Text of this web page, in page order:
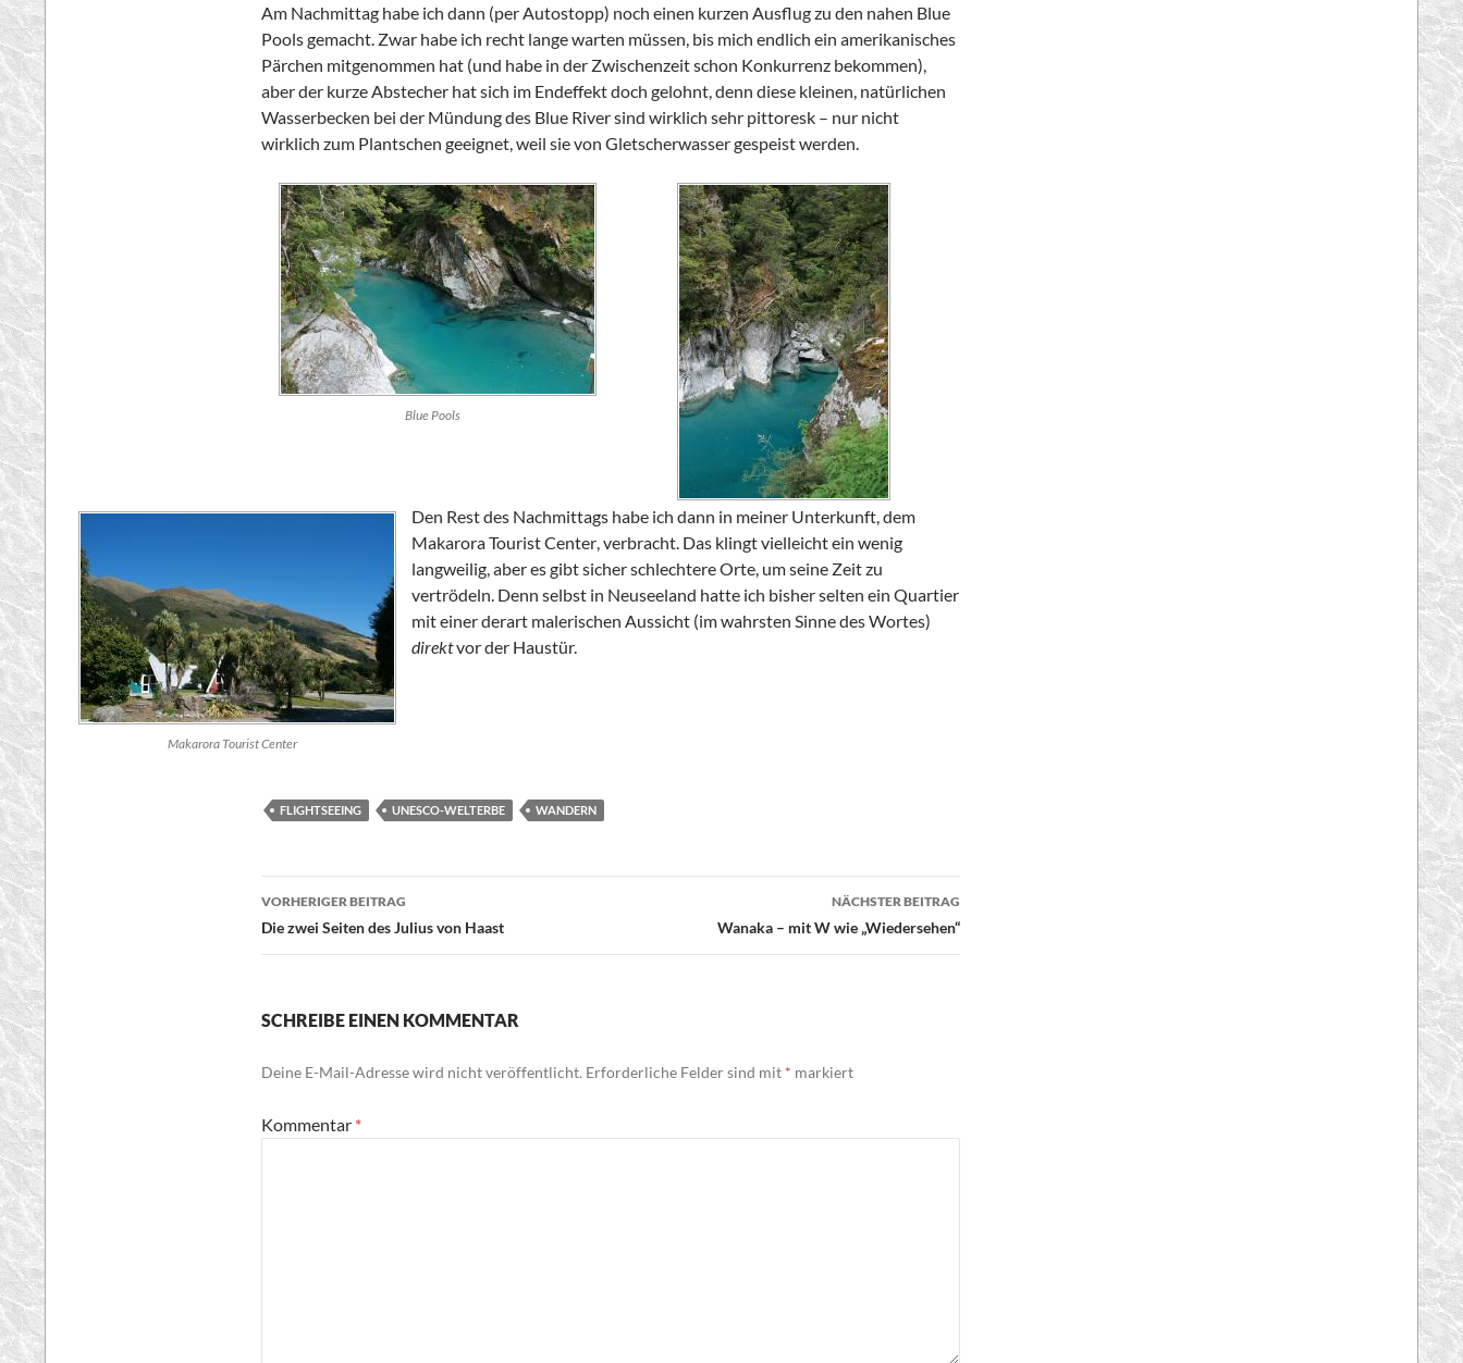
Am Nachmittag habe ich dann (per Autostopp) noch einen kurzen Ausflug zu den nahen Blue
Poolsgemacht. Zwar habe ich recht lange warten müssen, bis mich endlich ein amerikanisches
Pärchen mitgenommen hat (und habe in der Zwischenzeit schon Konkurrenz bekommen),
aber der kurze Abstecher hat sich im Endeffekt doch gelohnt, denn diese kleinen, natürlichen
Wasserbecken bei der Mündung des Blue Riversind wirklich sehr pittoresk – nur nicht
wirklich zum Plantschen geeignet, weil sie von Gletscherwasser gespeist werden.
Blue Pools
Makarora Tourist Center
Den Rest des Nachmittags habe ich dann in meiner Unterkunft, dem
Makarora Tourist Center , verbracht. Das klingt vielleicht ein wenig
langweilig, aber es gibt sicher schlechtere Orte, um seine Zeit zu
vertrödeln. Denn selbst in Neuseeland hatte ich bisher selten ein Quartier
mit einer derart malerischen Aussicht (im wahrsten Sinne des Wortes)
direktvor der Haustür.
FLIGHTSEEING UNESCO-WELTERBE WANDERN
Beitragsnavigation
VORHERIGER BEITRAG
Die zwei Seiten des Julius von Haast
NÄCHSTER BEITRAG
Wanaka – mit W wie „Wiedersehen“
SCHREIBE EINEN KOMMENTAR
Deine E-Mail-Adresse wird nicht veröffentlicht. Erforderliche Felder sind mit * markiert
Kommentar *